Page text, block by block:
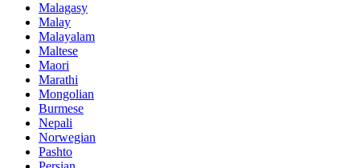
Malagasy
Malay
Malayalam
Maltese
Maori
Marathi
Mongolian
Burmese
Nepali
Norwegian
Pashto